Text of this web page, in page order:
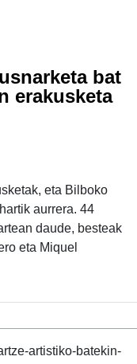
bat
erakusketa
eta Bilboko
aurrera. 44
daude, besteak
eta Miquel